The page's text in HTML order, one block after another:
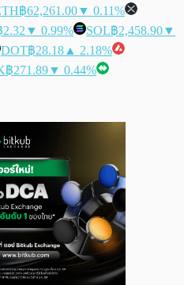
฿62,261.00▼ 0.11%
2.32 ▼ 0.99% SOL฿2,458.90▼
DOT฿28.18 ▲ 2.18%
฿271.89▼ 0.44%